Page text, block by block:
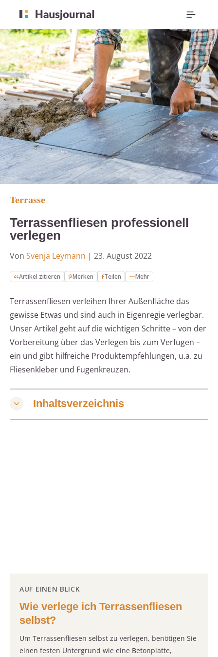
Terrasse
Terrassenfliesen professionell
verlegen
Von Svenja Leymann | 23. August 2022
Artikel zitieren Merken Teilen Mehr
Terrassenfliesen verleihen Ihrer Außenfläche das
gewisse Etwas und sind auch in Eigenregie verlegbar.
Unser Artikel geht auf die wichtigen Schritte – von der
Vorbereitung über das Verlegen bis zum Verfugen –
ein und gibt hilfreiche Produktempfehlungen, u.a. zu
Fliesenkleber und Fugenkreuzen.
Inhaltsverzeichnis
AUF EINEN BLICK
Wie verlege ich Terrassenfliesen
selbst?
Um Terrassenfliesen selbst zu verlegen, benötigen Sie
einen festen Untergrund wie eine Betonplatte,